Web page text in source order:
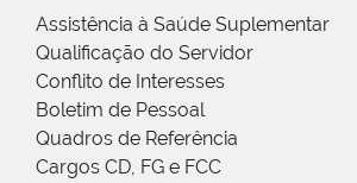
Assistência à Saúde Suplementar
Qualificação do Servidor
Conflito de Interesses
Boletim de Pessoal
Quadros de Referência
Cargos CD, FG e FCC